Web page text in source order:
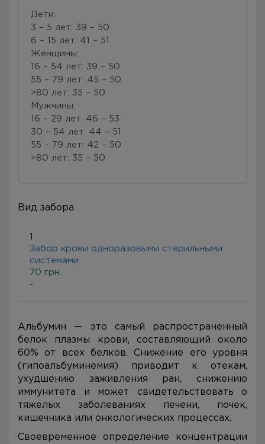
Дети:
3 – 5 лет: 39 – 50
6 – 15 лет: 41 – 51
Женщины:
16 – 54 лет: 39 – 50
55 – 79 лет: 45 – 50
˃80 лет: 35 – 50
Мужчины:
16 – 29 лет: 46 – 53
30 – 54 лет: 44 – 51
55 – 79 лет: 42 – 50
˃80 лет: 35 – 50
Вид забора
1
Забор крови одноразовыми стерильными
системами
70 грн.
-
Альбумин — это самый распространенный
белок плазмы крови, составляющий около
60% от всех белков. Снижение его уровня
(гипоальбуминемия) приводит к отекам,
ухудшению заживления ран, снижению
иммунитета и может свидетельствовать о
тяжелых заболеваниях печени, почек,
кишечника или онкологических процессах.
Своевременное определение концентрации